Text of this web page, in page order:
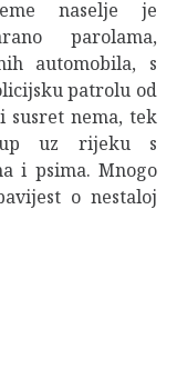
naselje je
parolama,
automobila, s
patrolu od
susret nema, tek
uz rijeku s
i psima. Mnogo
o nestaloj